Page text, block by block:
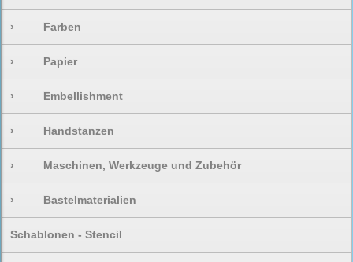
› Farben
› Papier
› Embellishment
› Handstanzen
› Maschinen, Werkzeuge und Zubehör
› Bastelmaterialien
Schablonen - Stencil